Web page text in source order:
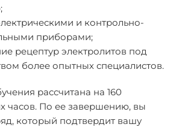
и контрольно-
приборами;
рецептур электролитов под
более опытных специалистов.
рассчитана на 160
часов. По ее завершению, вы
который подтвердит вашу